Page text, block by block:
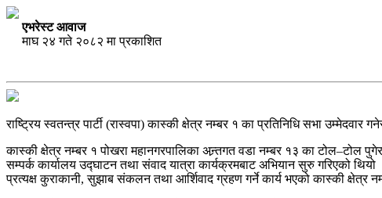
एभरेस्ट आवाज
माघ २४ गते २०८२ मा प्रकाशित
राष्ट्रिय स्वतन्त्र पार्टी (रास्वपा) कास्की क्षेत्र नम्बर १ का प्रतिनिधि सभा
कास्की क्षेत्र नम्बर १ पोखरा महानगरपालिका अन्र्तगत वडा नम्बर १३ का टोल–टोल
सम्पर्क कार्यालय उद्घाटन तथा संवाद यात्रा कार्यक्रमबाट अभियान सुरु गरिएको
प्रत्यक्ष कुराकानी, सुझाब संकलन तथा आर्शिवाद ग्रहण गर्ने कार्य भएको कास्की क्षेत्र